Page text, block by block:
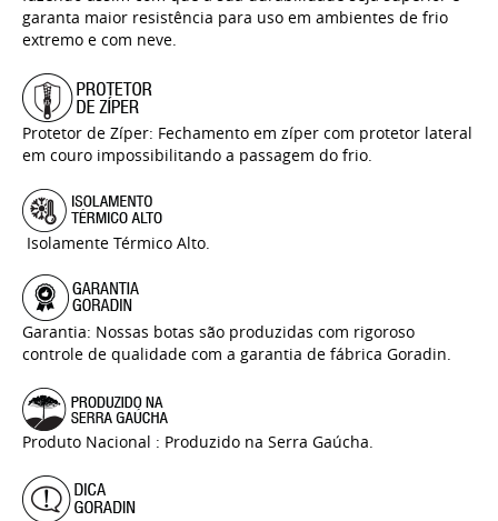
garanta maior resistência para uso em ambientes de frio
extremo e com neve.
Protetor de Zíper: Fechamento em zíper com protetor lateral
em couro impossibilitando a passagem do frio.
Isolamente Térmico Alto.
Garantia: Nossas botas são produzidas com rigoroso
controle de qualidade com a garantia de fábrica Goradin.
Produto Nacional : Produzido na Serra Gaúcha.